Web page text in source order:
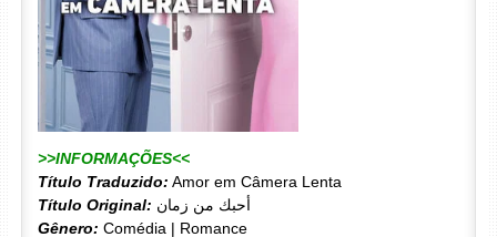
>>INFORMAÇÕES<<
Título Traduzido: Amor em Câmera Lenta
Título Original: أحبك من زمان
Gênero: Comédia | Romance